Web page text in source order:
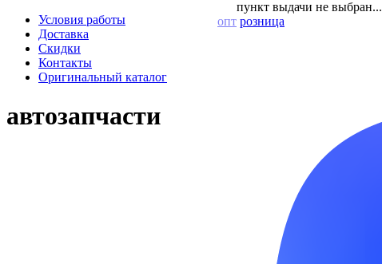
Условия работы
Доставка
Скидки
Контакты
Оригинальный каталог
пункт выдачи не выбран...
опт розница
автозапчасти